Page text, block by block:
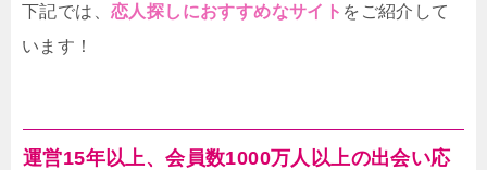
下記では、 恋人探しにおすすめなサイト をご紹介して
います！
運営15年以上、会員数1000万人以上の出会い応